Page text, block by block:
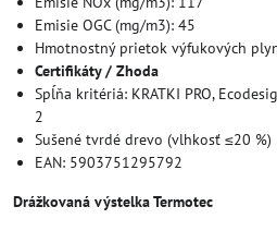
Emisie OGC (mg/m3): 45
Hmotnostný prietok výfukových
Certifikáty / Zhoda
Spĺňa kritériá: KRATKI PRO,
2
Sušené tvrdé drevo (vlhkosť ≤20 %)
EAN: 5903751295792
Drážkovaná výstelka Termotec